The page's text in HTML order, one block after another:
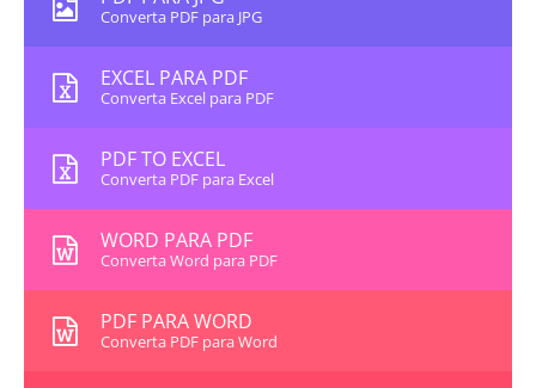
Converta PDF para JPG
EXCEL PARA PDF
Converta Excel para PDF
PDF TO EXCEL
Converta PDF para Excel
WORD PARA PDF
Converta Word para PDF
PDF PARA WORD
Converta PDF para Word